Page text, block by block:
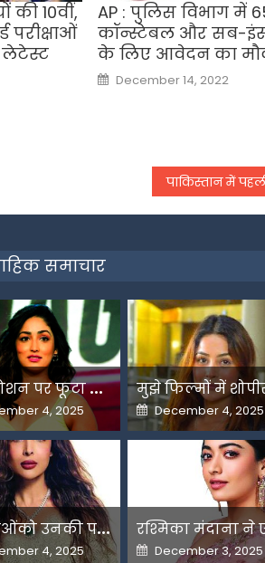
की 10वीं,
परीक्षाओं
लेटेस्ट
AP : पुलिस विभाग में
कॉन्स्टेबल और सब-
के लिए आवेदन का
Posted
on
December 14, 2022
समाचार
प
ेड प्रमोशन पर फूटा यामी गौतम का गुस्सा
4, 2025 Posted
on
December 4, 2025
म
हिलाओंको उनकी पसंद के लिए उन्हें जज किया जाता है-मलाइका
4, 2025 Posted
on
December 3, 2025